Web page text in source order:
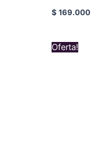
$ 169.000
Oferta!